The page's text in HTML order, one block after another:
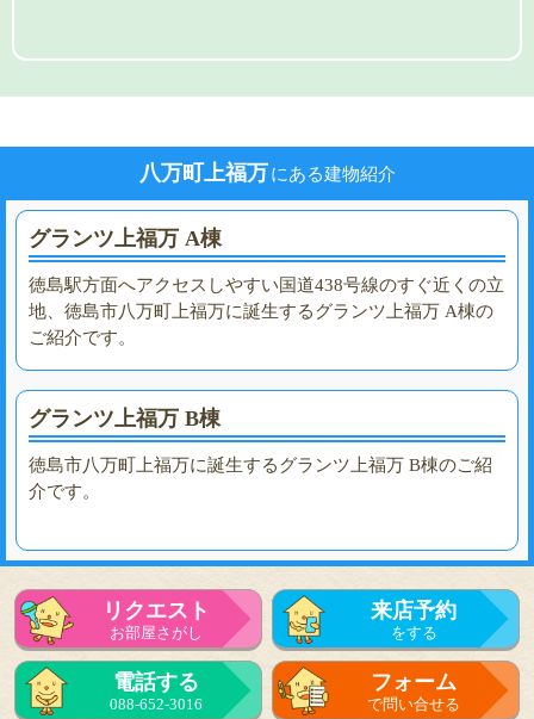
八万町上福万 にある建物紹介
グランツ上福万 A棟
徳島駅方面へアクセスしやすい国道438号線のすぐ近くの立
地、徳島市八万町上福万に誕生するグランツ上福万 A棟の
ご紹介です。
グランツ上福万 B棟
徳島市八万町上福万に誕生するグランツ上福万 B棟のご紹
介です。
リクエスト
お部屋さがし
来店予約
をする
電話する
088-652-3016
フォーム
で問い合せる